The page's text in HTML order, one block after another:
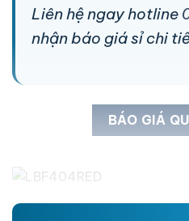
Liên hệ ngay hotline
nhận báo giá sỉ chi
BÁO GIÁ